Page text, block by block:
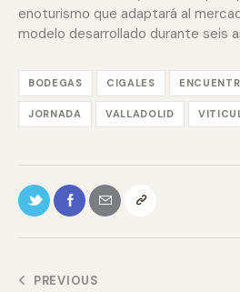
enoturismo que adaptará al
modelo desarrollado durante seis
BODEGAS CIGALES
JORNADA VALLADOLID
PREVIOUS